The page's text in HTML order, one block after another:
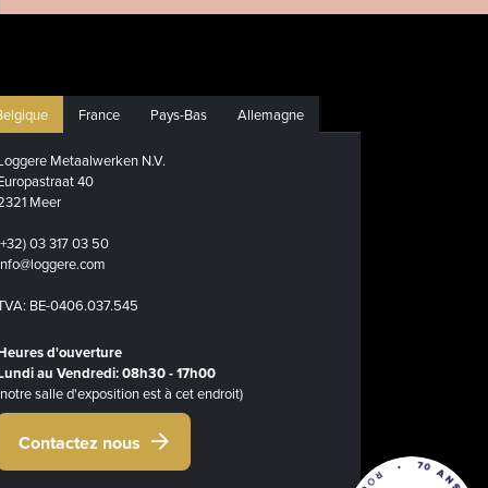
France Pays-Bas Allemagne
Metaalwerken N.V.
40
Meer
03 317 03 50
BE-0406.037.545
d'ouverture
au Vendredi: 08h30 - 17h00
salle d'exposition est à cet endroit)
Contactez nous